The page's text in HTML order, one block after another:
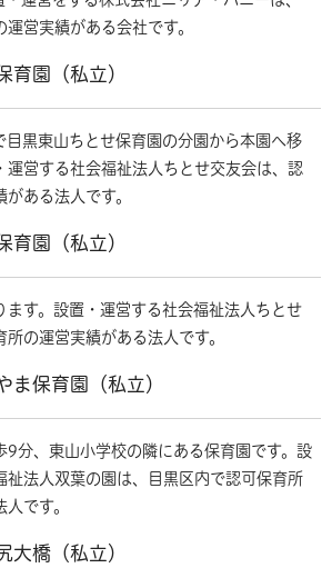
営実績がある会社です。
育園（私立）
黒東山ちとせ保育園の分園から本園へ移
運営する社会福祉法人ちとせ交友会は、認
ある法人です。
育園（私立）
ます。設置・運営する社会福祉法人ちとせ
の運営実績がある法人です。
ま保育園（私立）
9分、東山小学校の隣にある保育園です。設
祉法人双葉の園は、目黒区内で認可保育所
です。
大橋（私立）